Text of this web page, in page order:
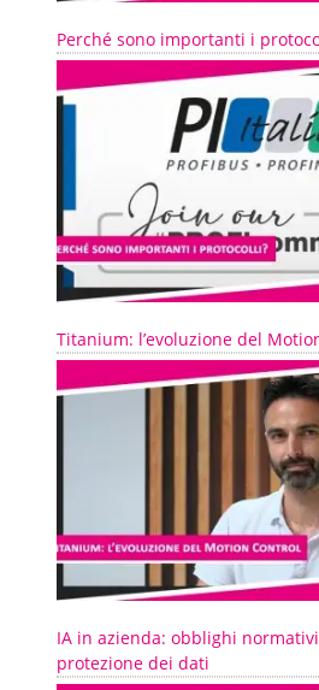
Perché sono importanti i
Titanium: l’evoluzione del
IA in azienda: obblighi
protezione dei dati